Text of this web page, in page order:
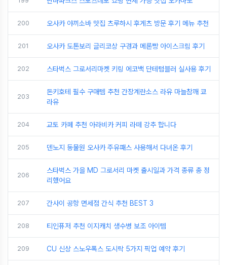
200 오사카 야끼소바 맛집 츠루하시 후게츠 방문 후기 메뉴 추천
201 오사카 도톤보리 글리코상 구경과 메론빵 아이스크림 후기
202 스타벅스 그로서리마켓 키링 에코백 단테텀블러 실사용 후기
203
돈키호테 필수 구매템 추천 간장계란소스 라유 마늘참깨 쿄
라유
204 교토 카페 추천 아라비카 커피 라떼 강추 합니다
205 덴노지 동물원 오사카 주유패스 사용해서 다녀온 후기
206
스타벅스 가을 MD 그로서리 마켓 출시일과 가격 종류 총 정
리했어요
207 간사이 공항 면세점 간식 추천 BEST 3
208 티인퓨저 추천 이지캐치 생수병 보조 아이템
209 CU 신상 스노우폭스 도시락 5가지 픽업 예약 후기